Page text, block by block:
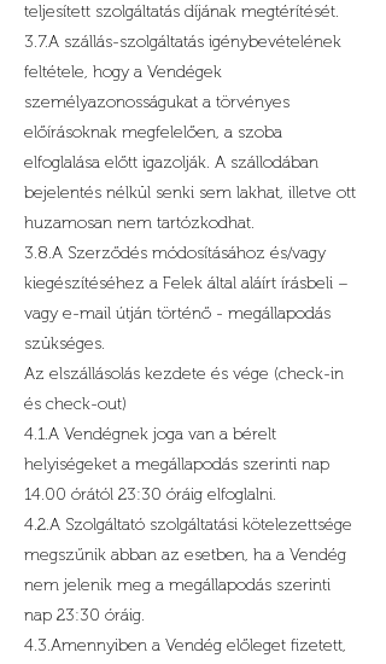
teljesített szolgáltatás díjának megtérítését.
3.7.A szállás-szolgáltatás igénybevételének
feltétele, hogy a Vendégek
személyazonosságukat a törvényes
előírásoknak megfelelően, a szoba
elfoglalása előtt igazolják. A szállodában
bejelentés nélkül senki sem lakhat, illetve ott
huzamosan nem tartózkodhat.
3.8.A Szerződés módosításához és/vagy
kiegészítéséhez a Felek által aláírt írásbeli –
vagy e-mail útján történő - megállapodás
szükséges.
Az elszállásolás kezdete és vége (check-in
és check-out)
4.1.A Vendégnek joga van a bérelt
helyiségeket a megállapodás szerinti nap
14.00 órától 23:30 óráig elfoglalni.
4.2.A Szolgáltató szolgáltatási kötelezettsége
megszűnik abban az esetben, ha a Vendég
nem jelenik meg a megállapodás szerinti
nap 23:30 óráig.
4.3.Amennyiben a Vendég előleget fizetett,